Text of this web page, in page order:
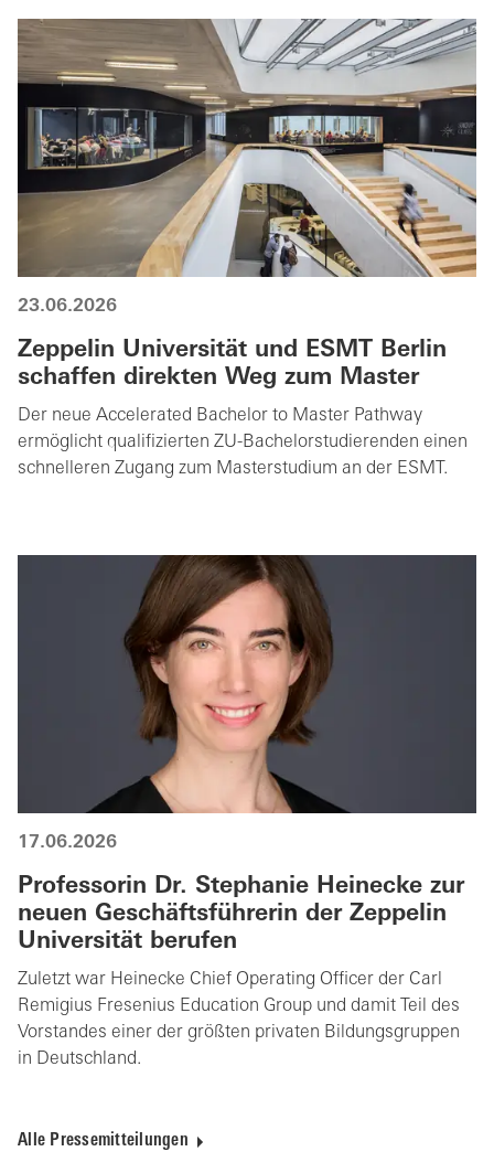
23.06.2026
Zeppelin Universität und ESMT Berlin
schaffen direkten Weg zum Master
Der neue Accelerated Bachelor to Master Pathway
ermöglicht qualifizierten ZU-Bachelorstudierenden einen
schnelleren Zugang zum Masterstudium an der ESMT.
17.06.2026
Professorin Dr. Stephanie Heinecke zur
neuen Geschäftsführerin der Zeppelin
Universität berufen
Zuletzt war Heinecke Chief Operating Officer der Carl
Remigius Fresenius Education Group und damit Teil des
Vorstandes einer der größten privaten Bildungsgruppen
in Deutschland.
Alle Pressemitteilungen